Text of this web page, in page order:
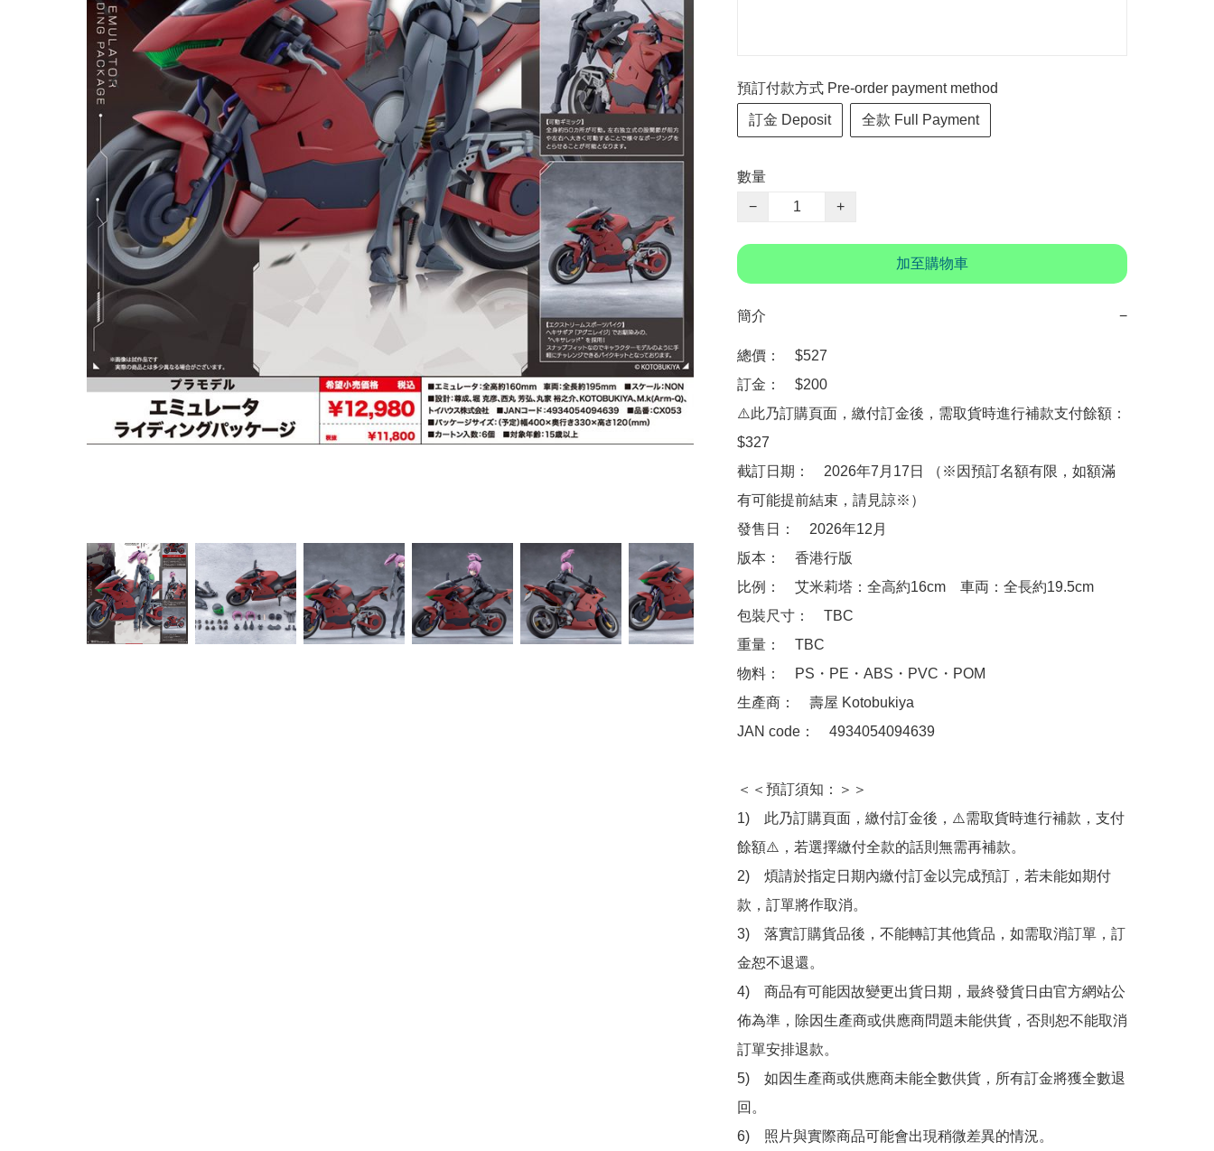
預訂付款方式 Pre-order payment method
訂金 Deposit 全款 Full Payment
數量
−
+
加至購物車
簡介 −
總價：　$527
訂金：　$200
⚠️此乃訂購頁面，繳付訂金後，需取貨時進行補款支付餘額：
$327
截訂日期：　2026年7月17日 （※因預訂名額有限，如額滿
有可能提前結束，請見諒※）
發售日：　2026年12月
版本：　香港行版
比例：　艾米莉塔：全高約16cm　車両：全長約19.5cm
包裝尺寸：　TBC
重量：　TBC
物料：　PS・PE・ABS・PVC・POM
生產商：　壽屋 Kotobukiya
JAN code：　4934054094639
＜＜預訂須知：＞＞
1)　此乃訂購頁面，繳付訂金後，⚠️需取貨時進行補款，支付
餘額⚠️，若選擇繳付全款的話則無需再補款。
2)　煩請於指定日期內繳付訂金以完成預訂，若未能如期付
款，訂單將作取消。
3)　落實訂購貨品後，不能轉訂其他貨品，如需取消訂單，訂
金恕不退還。
4)　商品有可能因故變更出貨日期，最終發貨日由官方網站公
佈為準，除因生產商或供應商問題未能供貨，否則恕不能取消
訂單安排退款。
5)　如因生產商或供應商未能全數供貨，所有訂金將獲全數退
回。
6)　照片與實際商品可能會出現稍微差異的情況。